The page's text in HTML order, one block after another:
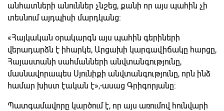
անհատների անուններ չնշեց, քանի որ այս պահին չի
տեսնում այդպիսի մարդկանց:
«Հայկական օրակարգն այս պահին գերիների
վերադարձն է իհարկե, Արցախի կարգավիճակը հարցը,
Հայաստանի սահմանների անվտանգությունը,
մասնավորապես Սյունիքի անվտանգությունը, որն ինձ
համար խիստ էական է»,-ասաց Գրիգորյանը:
Պատգամավորը կարծում է, որ այս առումով հունվարի